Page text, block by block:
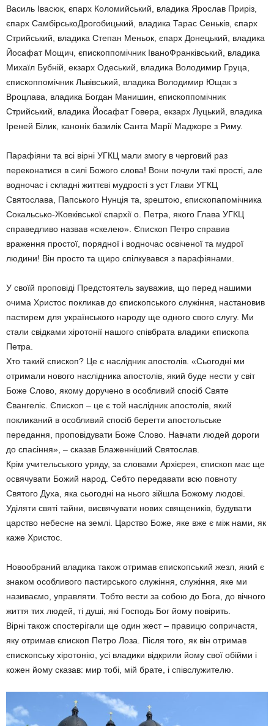
Василь Івасюк, єпарх Коломийський, владика Ярослав Приріз,
єпарх СамбірськоДрогобицький, владика Тарас Сеньків, єпарх
Стрийський, владика Степан Меньок, єпарх Донецький, владика
Йосафат Мощич, єпископпомічник ІваноФранківський, владика
Михаїл Бубній, екзарх Одеський, владика Володимир Груца,
єпископпомічник Львівський, владика Володимир Ющак з
Вроцлава, владика Богдан Манишин, єпископпомічник
Стрийський, владика Йосафат Говера, екзарх Луцький, владика
Іреней Білик, канонік базилік Санта Марії Маджоре з Риму.
Парафіяни та всі вірні УГКЦ мали змогу в черговий раз
переконатися в силі Божого слова! Вони почули такі прості, але
водночас і складні життєві мудрості з уст Глави УГКЦ
Святослава, Папського Нунція та, зрештою, єпископапомічника
Сокальсько-Жовківської єпархії о. Петра, якого Глава УГКЦ
справедливо назвав «скелею». Єпископ Петро справив
враження простої, порядної і водночас освіченої та мудрої
людини! Він просто та щиро спілкувався з парафіянами.
У своїй проповіді Предстоятель зауважив, що перед нашими
очима Христос покликав до єпископського служіння, настановив
пастирем для українського народу ще одного свого слугу. Ми
стали свідками хіротонії нашого співбрата владики єпископа
Петра.
Хто такий єпископ? Це є наслідник апостолів. «Сьогодні ми
отримали нового наслідника апостолів, який буде нести у світ
Боже Слово, якому доручено в особливий спосіб Святе
Євангеліє. Єпископ – це є той наслідник апостолів, який
покликаний в особливий спосіб берегти апостольське
передання, проповідувати Боже Слово. Навчати людей дороги
до спасіння», – сказав Блаженніший Святослав.
Крім учительського уряду, за словами Архієрея, єпископ має ще
освячувати Божий народ. Себто передавати всю повноту
Святого Духа, яка сьогодні на нього зійшла Божому людові.
Уділяти святі тайни, висвячувати нових священиків, будувати
царство небесне на землі. Царство Боже, яке вже є між нами, як
каже Христос.
Новообраний владика також отримав єпископський жезл, який є
знаком особливого пастирського служіння, служіння, яке ми
називаємо, управляти. Тобто вести за собою до Бога, до вічного
життя тих людей, ті душі, які Господь Бог йому повірить.
Вірні також спостерігали ще один жест – правицю сопричастя,
яку отримав єпископ Петро Лоза. Після того, як він отримав
єпископську хіротонію, усі владики відкрили йому свої обійми і
кожен йому сказав: мир тобі, мій брате, і співслужителю.